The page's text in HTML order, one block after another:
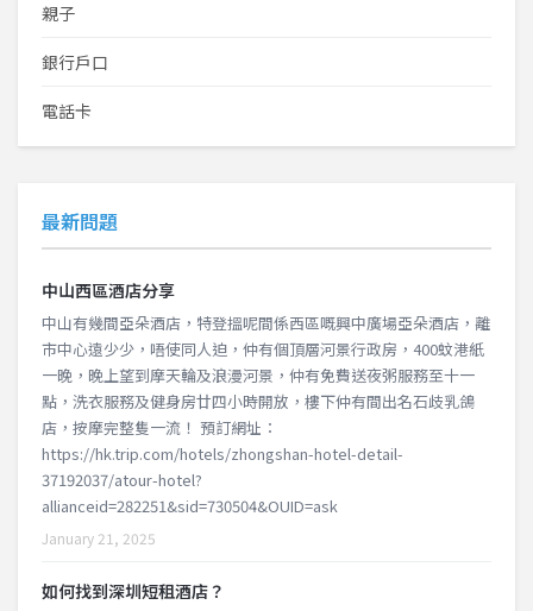
親子
銀行戶口
電話卡
最新問題
中山西區酒店分享
中山有幾間亞朵酒店，特登搵呢間係西區嘅興中廣場亞朵酒店，離
市中心遠少少，唔使同人迫，仲有個頂層河景行政房，400蚊港紙
一晚，晚上望到摩天輪及浪漫河景，仲有免費送夜粥服務至十一
點，洗衣服務及健身房廿四小時開放，樓下仲有間出名石歧乳鴿
店，按摩完整隻一流！ 預訂網址：
https://hk.trip.com/hotels/zhongshan-hotel-detail-
37192037/atour-hotel?
allianceid=282251&sid=730504&OUID=ask
January 21, 2025
如何找到深圳短租酒店？